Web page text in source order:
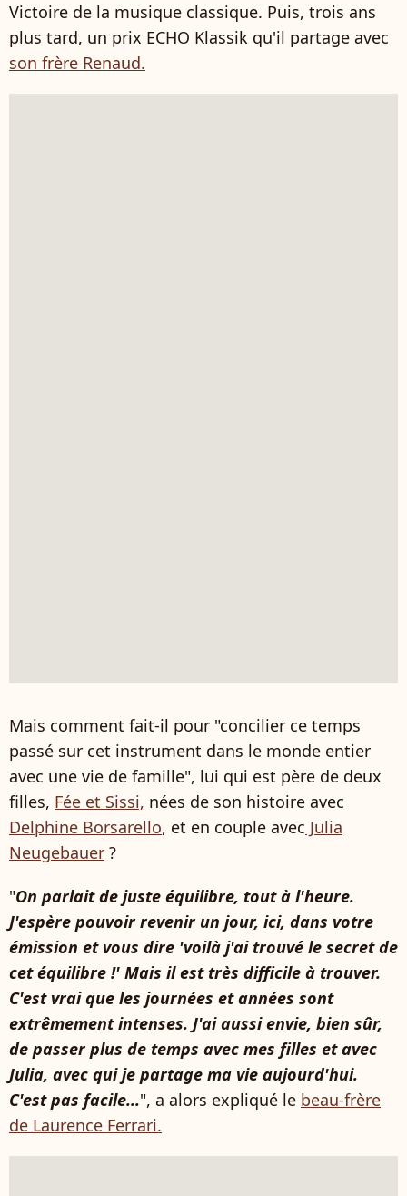
Victoire de la musique classique. Puis, trois ans
plus tard, un prix ECHO Klassik qu'il partage avec
son frère Renaud.
Mais comment fait-il pour "concilier ce temps
passé sur cet instrument dans le monde entier
avec une vie de famille", lui qui est père de deux
filles, Fée et Sissi, nées de son histoire avec
Delphine Borsarello, et en couple avec Julia
Neugebauer ?
"On parlait de juste équilibre, tout à l'heure.
J'espère pouvoir revenir un jour, ici, dans votre
émission et vous dire 'voilà j'ai trouvé le secret de
cet équilibre !' Mais il est très difficile à trouver.
C'est vrai que les journées et années sont
extrêmement intenses. J'ai aussi envie, bien sûr,
de passer plus de temps avec mes filles et avec
Julia, avec qui je partage ma vie aujourd'hui.
C'est pas facile...", a alors expliqué le beau-frère
de Laurence Ferrari.